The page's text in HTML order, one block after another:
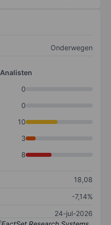
Onderwegen
Analisten
0
0
10
3
8
18,08
-7,14%
24-jul-2026